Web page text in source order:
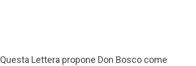
Questa Lettera propone Don Bosco come